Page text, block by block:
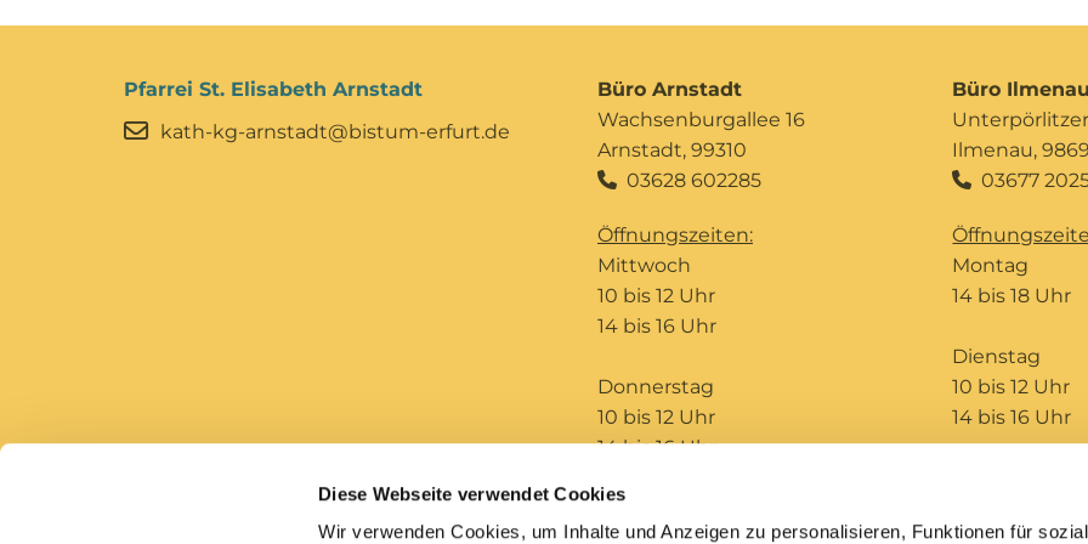
Diese Webseite verwendet Cookies
Wir verwenden Cookies, um Inhalte und Anzeigen zu personalisieren, Funktionen für
Pfarrei St. Elisabeth Arnstadt
kath-kg-arnstadt@bistum-erfurt.de
Büro Arnstadt
Wachsenburgallee 16
Arnstadt, 99310
03628 602285
Öffnungszeiten:
Mittwoch
10 bis 12 Uhr
14 bis 16 Uhr
Donnerstag
10 bis 12 Uhr
14 bis 16 Uhr
Büro Ilmenau
Unterpörlitzer
Ilmenau,
 03677
Montag
14 bis 18 Uhr
Dienstag
10 bis 12 Uhr
14 bis 16 Uhr
Caritas Erfurt Telefonseelsorge Bildungshaus St. Ursula